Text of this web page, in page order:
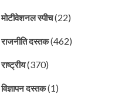
मोटीवेशनल स्पीच(22)
राजनीति दस्तक(462)
राष्ट्रीय(370)
विज्ञापन दस्तक(1)